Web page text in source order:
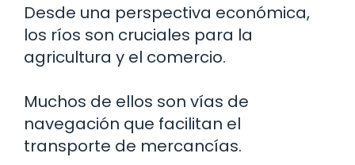
Desde una perspectiva económica,
los ríos son cruciales para la
agricultura y el comercio.
Muchos de ellos son vías de
navegación que facilitan el
transporte de mercancías.